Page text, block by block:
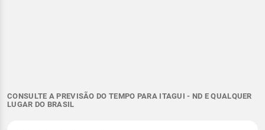
CONSULTE A PREVISÃO DO TEMPO PARA ITAGUI - ND E QUALQUER
LUGAR DO BRASIL